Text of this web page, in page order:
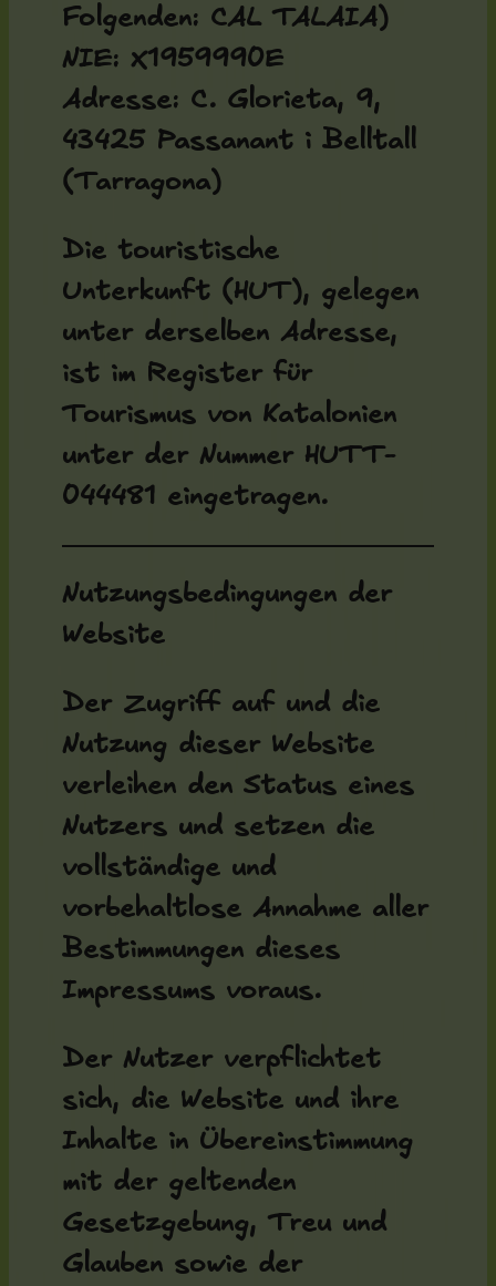
Folgenden: CAL TALAIA)
NIE: X1959990E
Adresse: C. Glorieta, 9,
43425 Passanant i Belltall
(Tarragona)
Die touristische
Unterkunft (HUT), gelegen
unter derselben Adresse,
ist im Register für
Tourismus von Katalonien
unter der Nummer HUTT-
044481 eingetragen.
Nutzungsbedingungen der
Website
Der Zugriff auf und die
Nutzung dieser Website
verleihen den Status eines
Nutzers und setzen die
vollständige und
vorbehaltlose Annahme aller
Bestimmungen dieses
Impressums voraus.
Der Nutzer verpflichtet
sich, die Website und ihre
Inhalte in Übereinstimmung
mit der geltenden
Gesetzgebung, Treu und
Glauben sowie der